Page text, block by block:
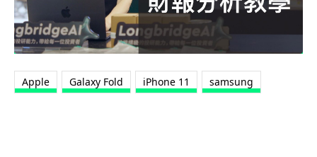
Apple Galaxy Fold iPhone 11 samsung